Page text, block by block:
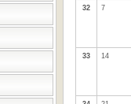
32 7
33 14